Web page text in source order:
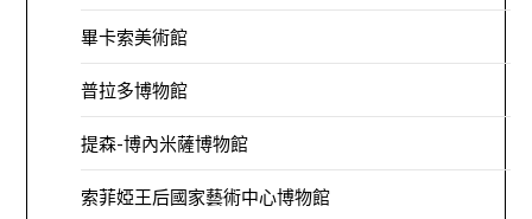
畢卡索美術館
普拉多博物館
提森-博內米薩博物館
索菲婭王后國家藝術中心博物館